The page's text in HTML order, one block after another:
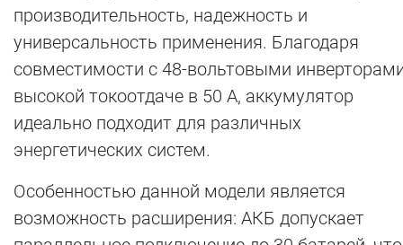
производительность, надежность и
универсальность применения. Благодаря
совместимости с 48-вольтовыми
высокой токоотдаче в 50 А, аккумулятор
идеально подходит для различных
энергетических систем.
Особенностью данной модели является
возможность расширения: АКБ допускает